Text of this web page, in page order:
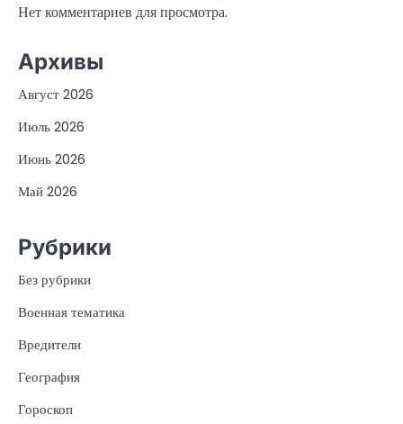
Нет комментариев для просмотра.
Архивы
Август 2026
Июль 2026
Июнь 2026
Май 2026
Рубрики
Без рубрики
Военная тематика
Вредители
География
Гороскоп